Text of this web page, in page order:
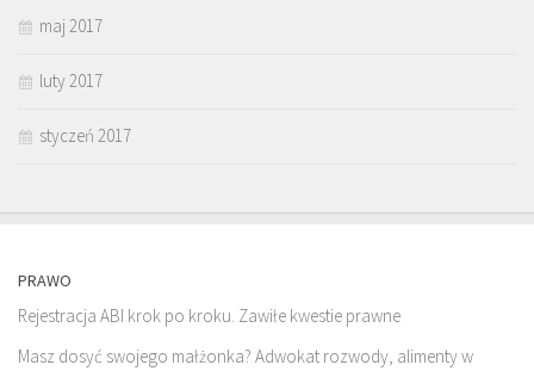
maj 2017
luty 2017
styczeń 2017
PRAWO
Rejestracja ABI krok po kroku. Zawiłe kwestie prawne
Masz dosyć swojego małżonka? Adwokat rozwody, alimenty w